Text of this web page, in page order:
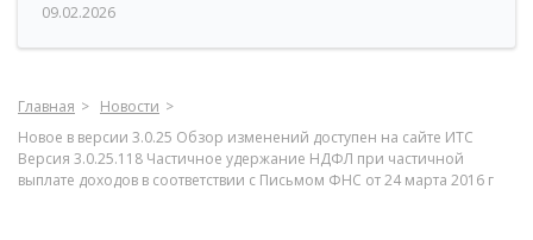
09.02.2026
Главная
Новости
Новое в версии 3.0.25 Обзор изменений доступен на сайте ИТС
Версия 3.0.25.118 Частичное удержание НДФЛ при частичной
выплате доходов в соответствии с Письмом ФНС от 24 марта 2016 г